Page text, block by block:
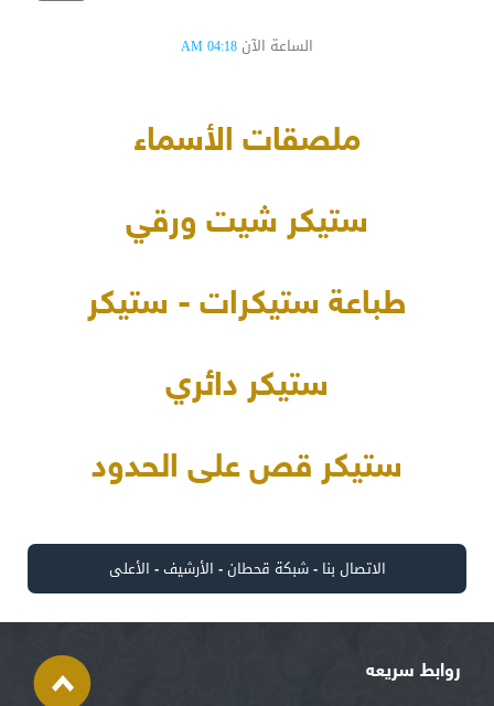
الساعة الآن 04:18 AM
ملصقات الأسماء
ستيكر شيت ورقي
طباعة ستيكرات - ستيكر
ستيكر دائري
ستيكر قص على الحدود
الاتصال بنا -شبكة قحطان- الأرشيف- الأعلى
روابط سريعه